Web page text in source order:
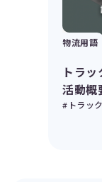
物流用語
トラッ
活動概
#トラッ